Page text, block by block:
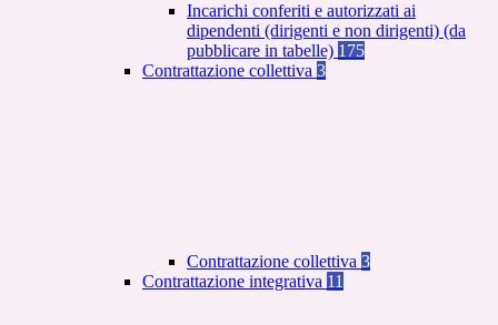
Incarichi conferiti e autorizzati ai
dipendenti (dirigenti e non dirigenti) (da
pubblicare in tabelle) 175
Contrattazione collettiva 3
Contrattazione collettiva 3
Contrattazione integrativa 11